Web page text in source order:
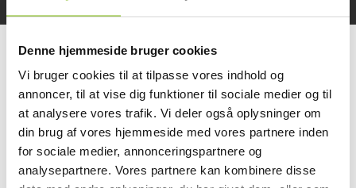
Denne hjemmeside bruger cookies
Vi bruger cookies til at tilpasse vores indhold og
annoncer, til at vise dig funktioner til sociale medier og til
at analysere vores trafik. Vi deler også oplysninger om
din brug af vores hjemmeside med vores partnere inden
for sociale medier, annonceringspartnere og
analysepartnere. Vores partnere kan kombinere disse